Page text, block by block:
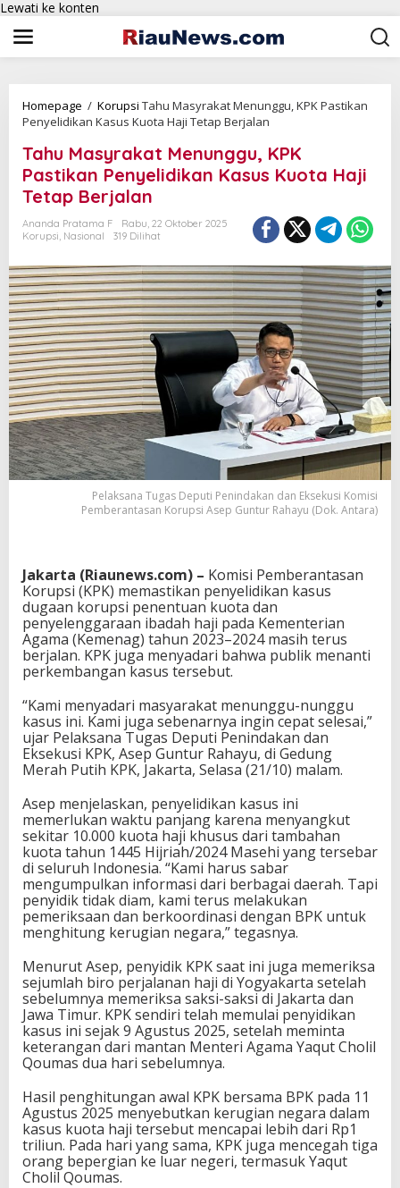
Lewati ke konten
Homepage / Korupsi Tahu Masyrakat Menunggu, KPK Pastikan
Penyelidikan Kasus Kuota Haji Tetap Berjalan
Tahu Masyrakat Menunggu, KPK
Pastikan Penyelidikan Kasus Kuota Haji
Tetap Berjalan
Ananda Pratama F
Rabu, 22 Oktober 2025
Korupsi, Nasional 319 Dilihat
Pelaksana Tugas Deputi Penindakan dan Eksekusi Komisi
Pemberantasan Korupsi Asep Guntur Rahayu (Dok. Antara)
Jakarta (Riaunews.com) – Komisi Pemberantasan
Korupsi (KPK) memastikan penyelidikan kasus
dugaan korupsi penentuan kuota dan
penyelenggaraan ibadah haji pada Kementerian
Agama (Kemenag) tahun 2023–2024 masih terus
berjalan. KPK juga menyadari bahwa publik menanti
perkembangan kasus tersebut.
“Kami menyadari masyarakat menunggu-nunggu
kasus ini. Kami juga sebenarnya ingin cepat selesai,”
ujar Pelaksana Tugas Deputi Penindakan dan
Eksekusi KPK, Asep Guntur Rahayu, di Gedung
Merah Putih KPK, Jakarta, Selasa (21/10) malam.
Asep menjelaskan, penyelidikan kasus ini
memerlukan waktu panjang karena menyangkut
sekitar 10.000 kuota haji khusus dari tambahan
kuota tahun 1445 Hijriah/2024 Masehi yang tersebar
di seluruh Indonesia. “Kami harus sabar
mengumpulkan informasi dari berbagai daerah. Tapi
penyidik tidak diam, kami terus melakukan
pemeriksaan dan berkoordinasi dengan BPK untuk
menghitung kerugian negara,” tegasnya.
Menurut Asep, penyidik KPK saat ini juga memeriksa
sejumlah biro perjalanan haji di Yogyakarta setelah
sebelumnya memeriksa saksi-saksi di Jakarta dan
Jawa Timur. KPK sendiri telah memulai penyidikan
kasus ini sejak 9 Agustus 2025, setelah meminta
keterangan dari mantan Menteri Agama Yaqut Cholil
Qoumas dua hari sebelumnya.
Hasil penghitungan awal KPK bersama BPK pada 11
Agustus 2025 menyebutkan kerugian negara dalam
kasus kuota haji tersebut mencapai lebih dari Rp1
triliun. Pada hari yang sama, KPK juga mencegah tiga
orang bepergian ke luar negeri, termasuk Yaqut
Cholil Qoumas.